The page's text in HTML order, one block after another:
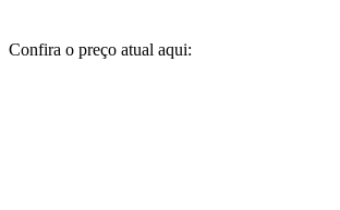
Confira o preço atual aqui: